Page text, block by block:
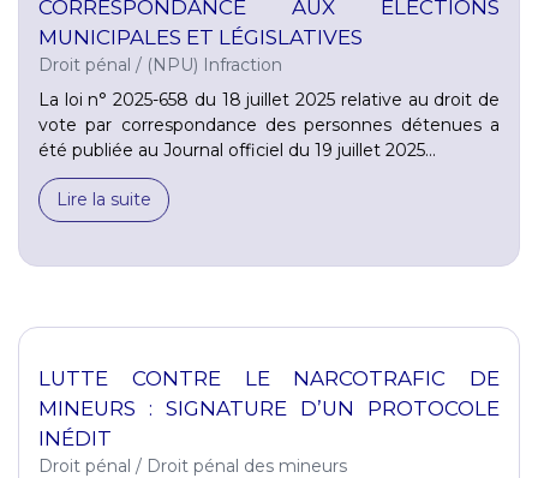
CORRESPONDANCE AUX ÉLECTIONS
MUNICIPALES ET LÉGISLATIVES
Droit pénal / (NPU) Infraction
La loi n° 2025-658 du 18 juillet 2025 relative au droit de
vote par correspondance des personnes détenues a
été publiée au Journal officiel du 19 juillet 2025...
Lire la suite
LUTTE CONTRE LE NARCOTRAFIC DE
MINEURS : SIGNATURE D’UN PROTOCOLE
INÉDIT
Droit pénal / Droit pénal des mineurs